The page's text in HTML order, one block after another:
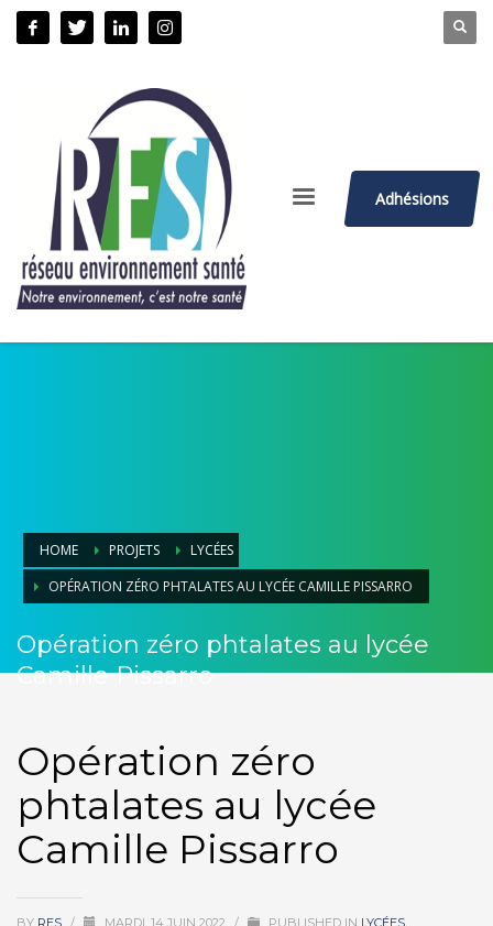
Adhésions
HOME PROJETS
LYCÉES
OPÉRATION ZÉRO PHTALATES AU LYCÉE CAMILLE PISSARRO
Opération zéro phtalates au lycée
Camille Pissarro
Opération zéro
phtalates au lycée
Camille Pissarro
BY RES / MARDI, 14 JUIN 2022 / PUBLISHED IN LYCÉES,